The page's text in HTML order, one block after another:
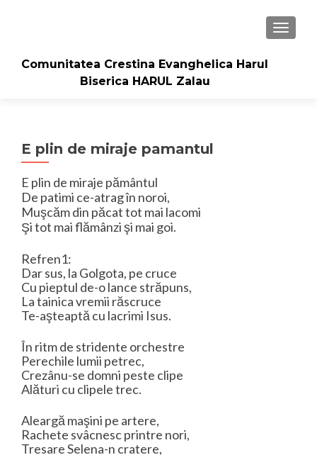
Comunitatea Crestina Evanghelica Harul
Biserica HARUL Zalau
E plin de miraje pamantul
E plin de miraje pământul
De patimi ce-atrag în noroi,
Muşcăm din păcat tot mai lacomi
Şi tot mai flămânzi şi mai goi.
Refren1:
Dar sus, la Golgota, pe cruce
Cu pieptul de-o lance străpuns,
La tainica vremii răscruce
Te-aşteaptă cu lacrimi Isus.
În ritm de stridente orchestre
Perechile lumii petrec,
Crezânu-se domni peste clipe
Alături cu clipele trec.
Aleargă maşini pe artere,
Rachete svâcnesc printre nori,
Tresare Selena-n cratere,